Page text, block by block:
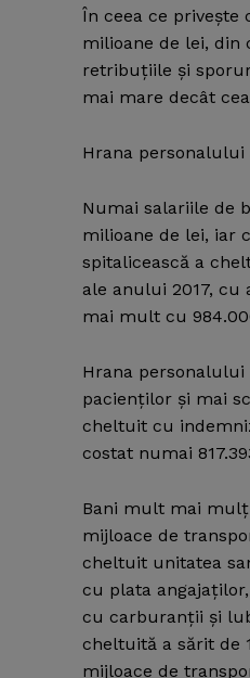
În ceea ce priveşte
milioane de lei, din
retribuţiile şi
mai mare decât
Hrana
Numai salariile de
milioane de lei, iar
spitalicească a
ale anului 2017,
mai mult cu
Hrana personalului
pacienţilor şi mai
cheltuit cu
costat numai
Bani mult mai
mijloace de
cheltuit unitatea
cu plata
cu carburanţii şi
cheltuită a sărit de
mijloace de